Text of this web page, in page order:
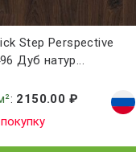
Step Perspective
Дуб натур...
: 2150.00 ₽